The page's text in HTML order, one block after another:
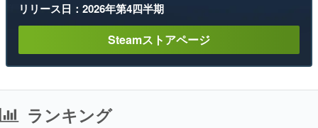
リリース日：2026年第4四半期
Steamストアページ
ランキング